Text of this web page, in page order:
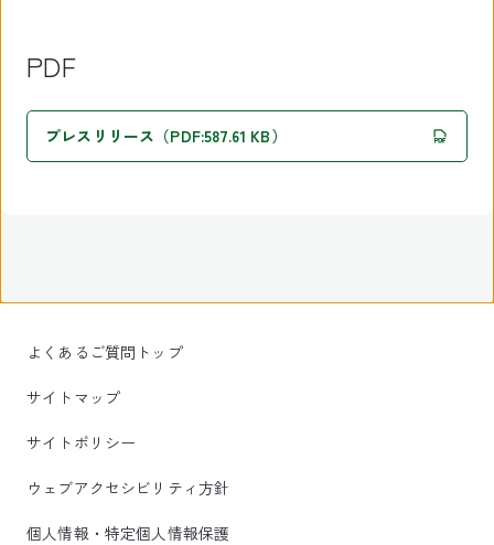
PDF
プレスリリース（PDF:587.61 KB）
よくあるご質問トップ
サイトマップ
サイトポリシー
ウェブアクセシビリティ方針
個人情報・特定個人情報保護